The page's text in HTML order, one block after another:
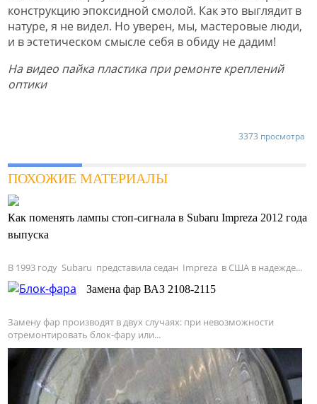
конструкцию эпоксидной смолой. Как это выглядит в
натуре, я не видел. Но уверен, мы, мастеровые люди,
и в эстетическом смысле себя в обиду не дадим!
На видео пайка пластика при ремонте креплений
оптики
3373 просмотра
ПОХОЖИЕ МАТЕРИАЛЫ
Как поменять лампы стоп-сигнала в Subaru Impreza 2012 года
выпуска
В 1993 году Subaru представила седан Impreza в США в надежде...
Замена фар ВАЗ 2108-2115
Замену фар производят в двух случаях: при невозможности
отремонтировать блок-фару или...